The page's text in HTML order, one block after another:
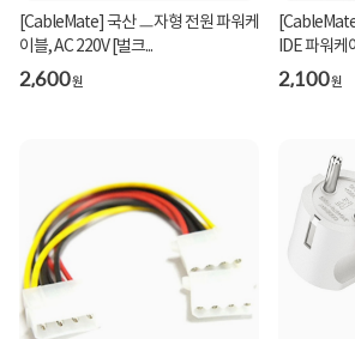
[CableMate] 국산 ㅡ자형 전원 파워케
이블, AC 220V [벌크...
2,600원
IDE 파워케
2,100원